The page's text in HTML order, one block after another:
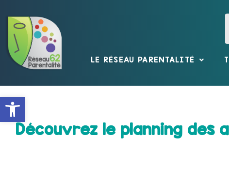
Ouvrir la barre d’outils
LE RÉSEAU PARENTALITÉ
Découvrez le planning des